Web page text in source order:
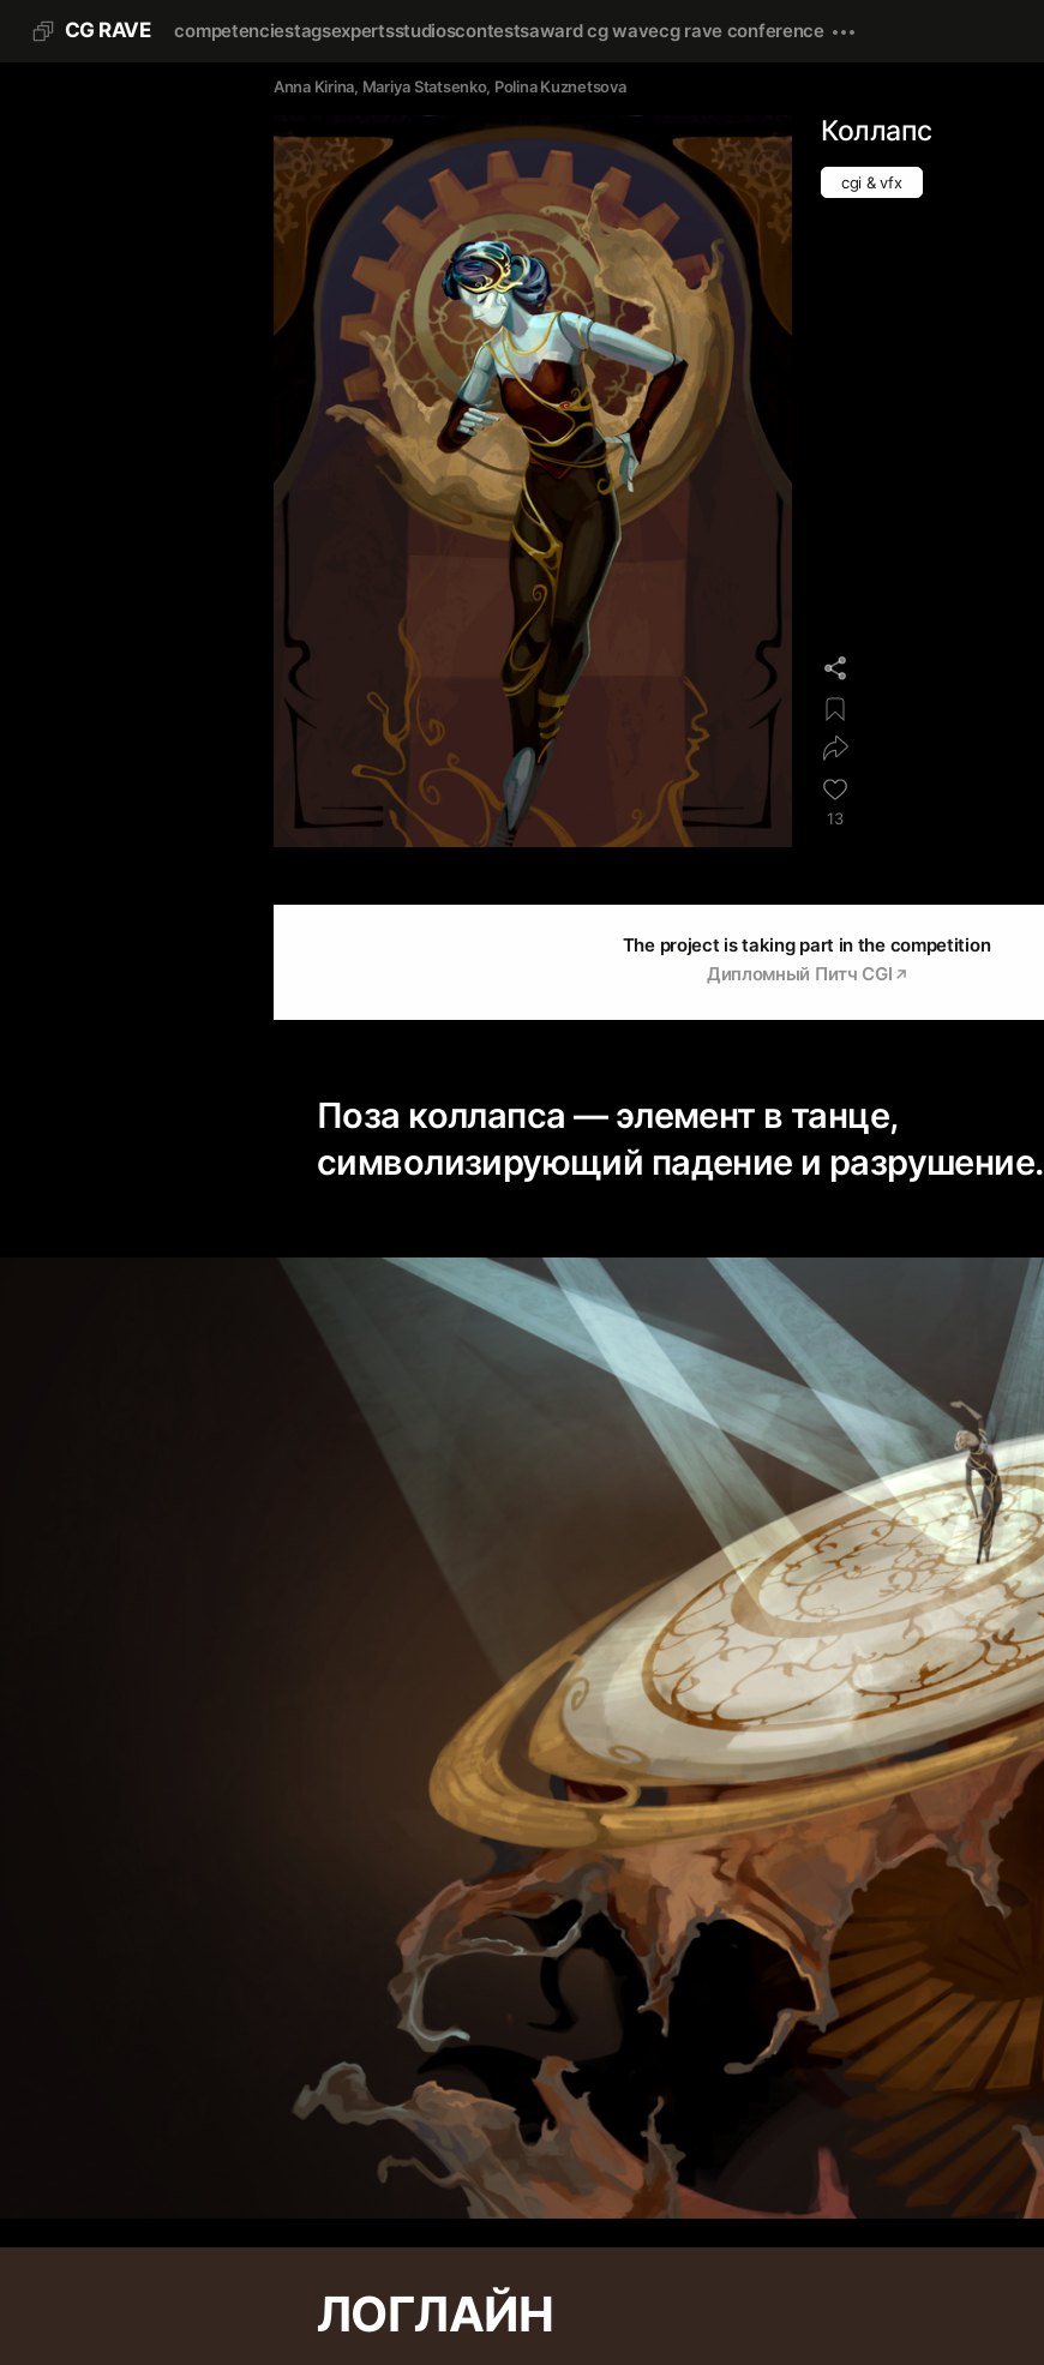
CG RAVE competenciestagsexpertsstudioscontestsaward cg wavecg rave conference
Anna Kirina, Mariya Statsenko, Polina Kuznetsova
Коллапс
cgi & vfx
13
The project is taking part in the competition
Дипломный Питч CGI
Поза коллапса — элемент в танце,
символизирующий падение и разрушение.
ЛОГЛАЙН